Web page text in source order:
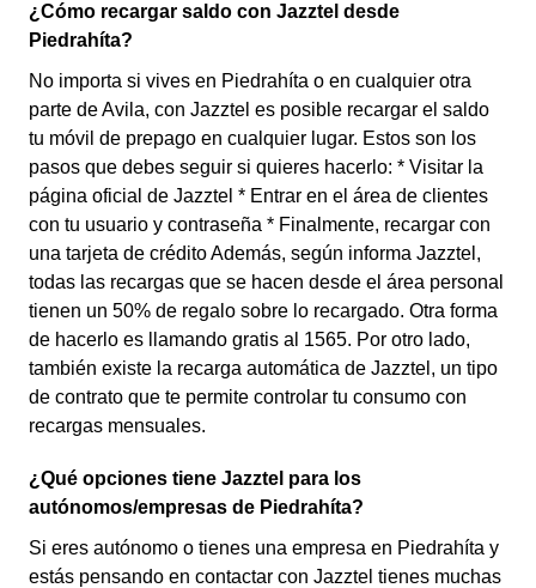
¿Cómo recargar saldo con Jazztel desde
Piedrahíta?
No importa si vives en Piedrahíta o en cualquier otra
parte de Avila, con Jazztel es posible recargar el saldo
tu móvil de prepago en cualquier lugar. Estos son los
pasos que debes seguir si quieres hacerlo: * Visitar la
página oficial de Jazztel * Entrar en el área de clientes
con tu usuario y contraseña * Finalmente, recargar con
una tarjeta de crédito Además, según informa Jazztel,
todas las recargas que se hacen desde el área personal
tienen un 50% de regalo sobre lo recargado. Otra forma
de hacerlo es llamando gratis al 1565. Por otro lado,
también existe la recarga automática de Jazztel, un tipo
de contrato que te permite controlar tu consumo con
recargas mensuales.
¿Qué opciones tiene Jazztel para los
autónomos/empresas de Piedrahíta?
Si eres autónomo o tienes una empresa en Piedrahíta y
estás pensando en contactar con Jazztel tienes muchas